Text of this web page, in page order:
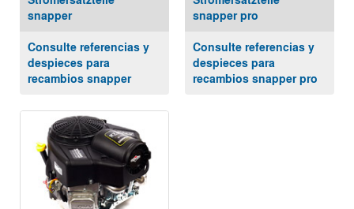
snapper
Consulte referencias y
despieces para
recambios snapper
snapper pro
Consulte referencias y
despieces para
recambios snapper pro